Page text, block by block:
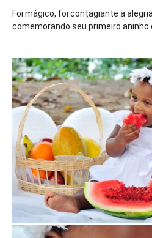
Foi mágico, foi contagiante a
comemorando seu primeiro aninho